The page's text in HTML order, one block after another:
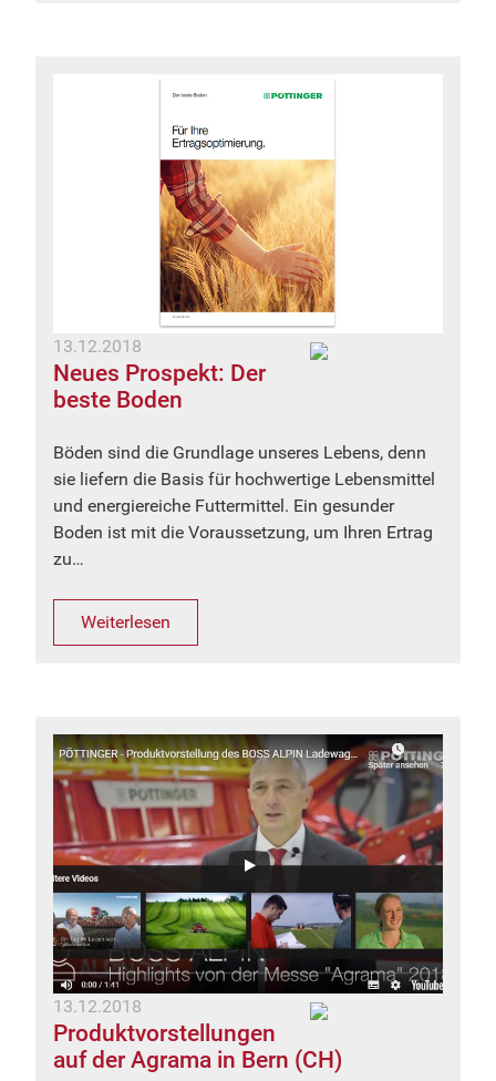
13.12.2018
Neues Prospekt: Der
beste Boden
Böden sind die Grundlage unseres Lebens, denn
sie liefern die Basis für hochwertige Lebensmittel
und energiereiche Futtermittel. Ein gesunder
Boden ist mit die Voraussetzung, um Ihren Ertrag
zu…
Weiterlesen
13.12.2018
Produktvorstellungen
auf der Agrama in Bern (CH)